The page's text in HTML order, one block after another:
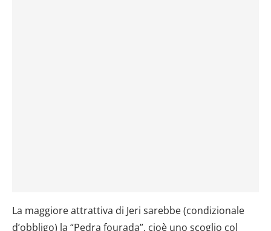
La maggiore attrattiva di Jeri sarebbe (condizionale
d’obbligo) la “Pedra fourada”, cioè uno scoglio col